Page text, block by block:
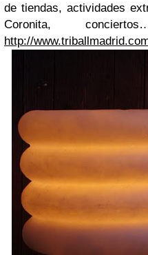
de tiendas, actividades
Coronita,
http://